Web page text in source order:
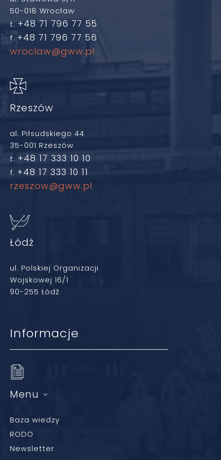
50-018 Wrocław
t. +48 71 796 77 55
f. +48 71 796 77 56
wroclaw@gww.pl
Rzeszów
al. Piłsudskiego 44
35-001 Rzeszów
t. +48 17 333 10 10
f. +48 17 333 10 11
rzeszow@gww.pl
Łódź
ul. Polskiej Organizacji
Wojskowej 16/1
90-255 Łódź
Informacje
Menu
Baza wiedzy
RODO
Newsletter